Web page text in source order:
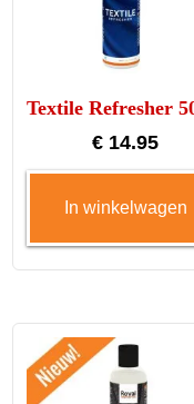
€ 14.95
In winkelwagen